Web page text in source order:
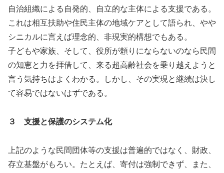
自治組織による自発的、自立的な主体による支援である。
これは相互扶助や住民主体の地域ケアとして語られ、やや
シニカルに言えば理念的、非現実的構想でもある。
子どもや家族、そして、役所が頼りにならないのなら民間
の知恵と力を拝借して、来る超高齢社会を乗り越えようと
言う気持ちはよくわかる。しかし、その実現と継続は決し
て容易ではないはずである。
３ 支援と保護のシステム化
上記のような民間団体等の支援は普遍的ではなく、財政、
存立基盤がもろい。たとえば、寄付は強制できず、また、